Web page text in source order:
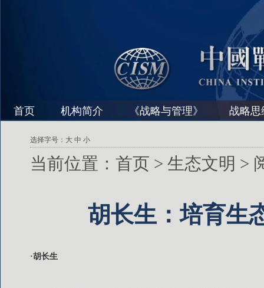
首页 机构简介 《战略与管理》 战略思
选择字号： 大 中 小
当前位置： 首页 > 生态文明 >
胡长生：培育生
·胡长生